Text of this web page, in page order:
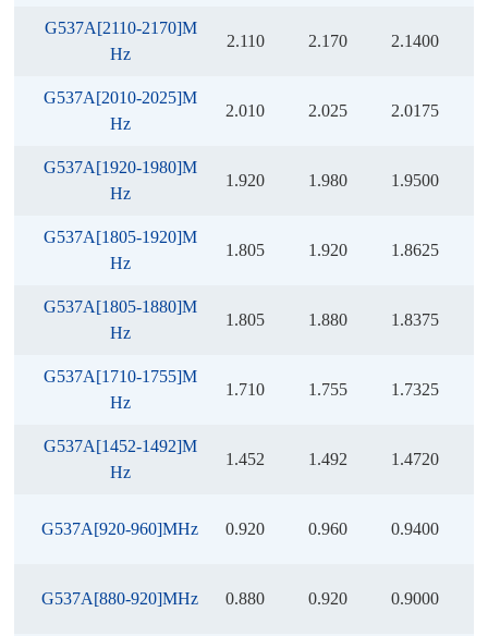
G537A[2110-2170]M
Hz
2.110 2.170 2.1400
G537A[2010-2025]M
Hz
2.010 2.025 2.0175
G537A[1920-1980]M
Hz
1.920 1.980 1.9500
G537A[1805-1920]M
Hz
1.805 1.920 1.8625
G537A[1805-1880]M
Hz
1.805 1.880 1.8375
G537A[1710-1755]M
Hz
1.710 1.755 1.7325
G537A[1452-1492]M
Hz
1.452 1.492 1.4720
G537A[920-960]MHz 0.920 0.960 0.9400
G537A[880-920]MHz 0.880 0.920 0.9000